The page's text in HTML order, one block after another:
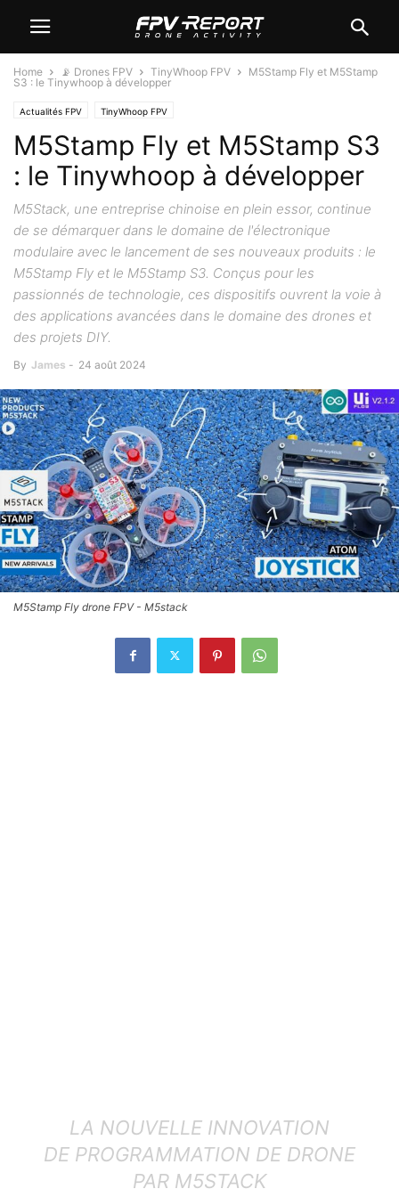
Home 📡 Drones FPV TinyWhoop FPV
M5Stamp Fly et M5Stamp
S3 : le Tinywhoop à développer
Actualités FPV TinyWhoop FPV
M5Stamp Fly et M5Stamp S3
: le Tinywhoop à développer
M5Stack, une entreprise chinoise en plein essor, continue
de se démarquer dans le domaine de l'électronique
modulaire avec le lancement de ses nouveaux produits : le
M5Stamp Fly et le M5Stamp S3. Conçus pour les
passionnés de technologie, ces dispositifs ouvrent la voie à
des applications avancées dans le domaine des drones et
des projets DIY.
By James - 24 août 2024
M5Stamp Fly drone FPV - M5stack
LA NOUVELLE INNOVATION
DE PROGRAMMATION DE DRONE
PAR M5STACK